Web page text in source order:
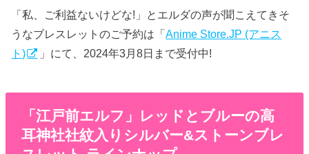
「私、ご利益ないけどな!」とエルダの声が聞こえてきそ
うなブレスレットのご予約は「Anime Store.JP (アニス
ト)
」にて、2024年3月8日まで受付中!
「江戸前エルフ」レッドとブルーの高
耳神社社紋入りシルバー&ストーンブレ